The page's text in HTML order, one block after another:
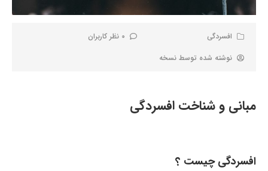
افسردگی
0 نظر کاربران
نوشته شده توسط نسخه
مبانی و شناخت افسردگی
افسردگی چیست ؟